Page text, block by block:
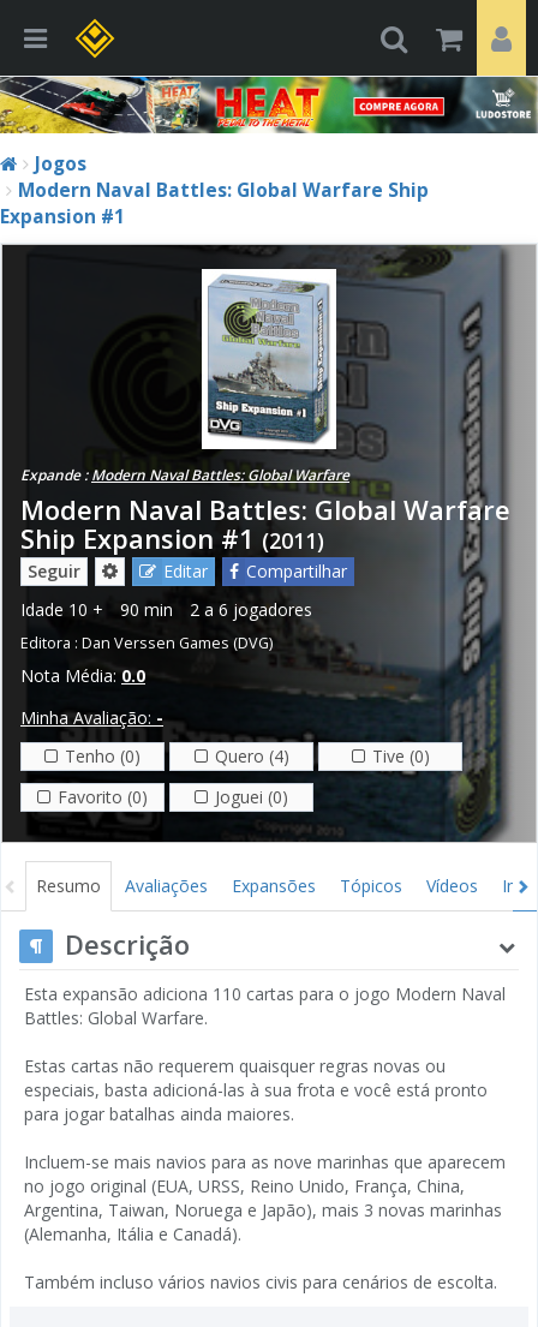
Jogos
Modern Naval Battles: Global Warfare Ship
Expansion #1
Expande :Modern Naval Battles: Global Warfare
Modern Naval Battles: Global Warfare
Ship Expansion #1 (2011)
Seguir Editar
Compartilhar
Idade 10 + 90 min 2 a 6 jogadores
Editora : Dan Verssen Games (DVG)
Nota Média: 0.0
Minha Avaliação: -
Tenho (0)
Quero (4)
Tive (0)
Favorito (0)
Joguei (0)
Resumo Avaliações Expansões Tópicos Vídeos
Descrição
Esta expansão adiciona 110 cartas para o jogo Modern Naval
Battles: Global Warfare.
Estas cartas não requerem quaisquer regras novas ou
especiais, basta adicioná-las à sua frota e você está pronto
para jogar batalhas ainda maiores.
Incluem-se mais navios para as nove marinhas que aparecem
no jogo original (EUA, URSS, Reino Unido, França, China,
Argentina, Taiwan, Noruega e Japão), mais 3 novas marinhas
(Alemanha, Itália e Canadá).
Também incluso vários navios civis para cenários de escolta.